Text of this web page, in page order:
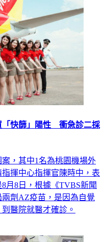
「快篩」陽性 衝急診二採
，其中1名為桃園機場外
揮中心指揮官陳時中，表
月8日，根據《TVBS新聞
劑AZ疫苗，是因為自覺
醫院就醫才確診。